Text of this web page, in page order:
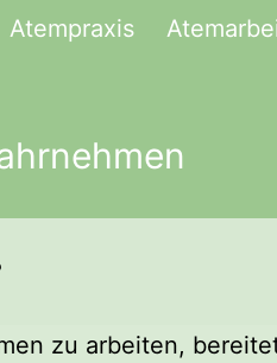
Atempraxis
zu arbeiten,